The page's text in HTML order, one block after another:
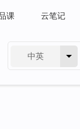
课 云笔记
中英